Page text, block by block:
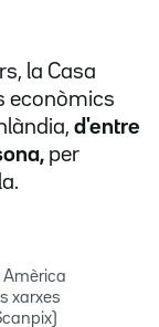
la Casa
econòmics
d'entre
per
Amèrica
xarxes